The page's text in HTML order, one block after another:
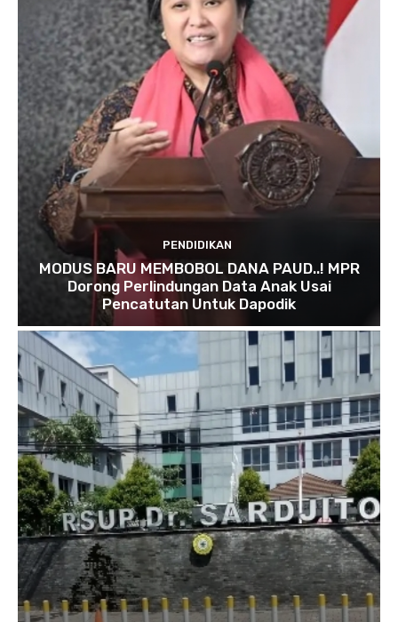
PENDIDIKAN
MODUS BARU MEMBOBOL DANA PAUD..! MPR
Dorong Perlindungan Data Anak Usai
Pencatutan Untuk Dapodik